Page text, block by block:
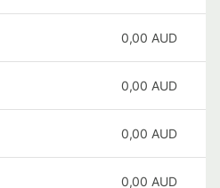
0,00 AUD
0,00 AUD
0,00 AUD
0,00 AUD